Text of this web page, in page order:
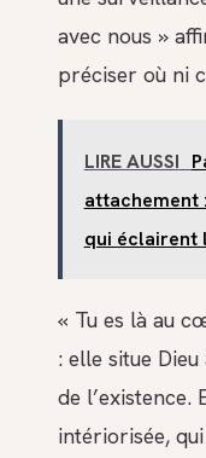
avec nous »
préciser où ni
LIRE AUSSI
attachement
qui éclairent
« Tu es là au
: elle situe
de l’existence.
intériorisée,